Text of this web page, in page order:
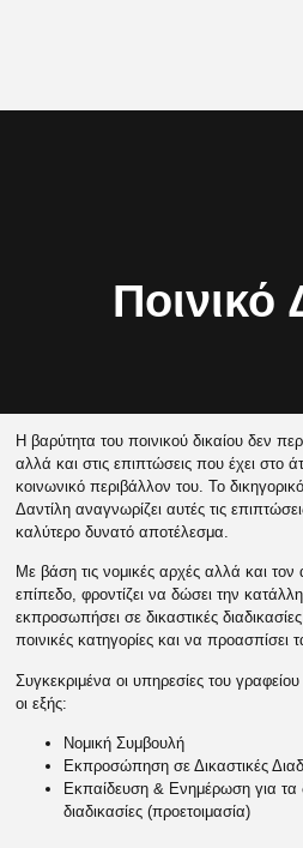
Ποινικό
Η βαρύτητα του ποινικού δικαίου δεν
αλλά και στις επιπτώσεις που έχει στο
κοινωνικό περιβάλλον του. Το
Δαντίλη αναγνωρίζει αυτές τις
καλύτερο δυνατό αποτέλεσμα.
Με βάση τις νομικές αρχές αλλά και
επίπεδο, φροντίζει να δώσει την
εκπροσωπήσει σε δικαστικές
ποινικές κατηγορίες και να προασπίσει
Συγκεκριμένα οι υπηρεσίες του γραφείου
οι εξής:
Νομική Συμβουλή
Εκπροσώπηση σε Δικαστικές
Εκπαίδευση & Ενημέρωση για τα
διαδικασίες (προετοιμασία)